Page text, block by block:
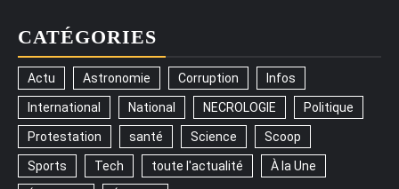
CATÉGORIES
Actu Astronomie Corruption Infos
International National NECROLOGIE Politique
Protestation santé Science Scoop
Sports Tech toute l'actualité À la Une